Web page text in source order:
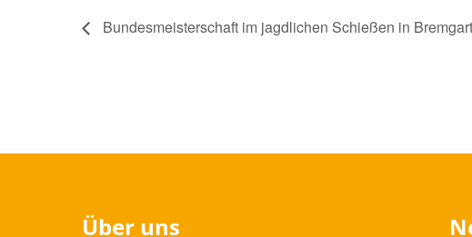
Bundesmeisterschaft im jagdlichen Schießen in
Über uns